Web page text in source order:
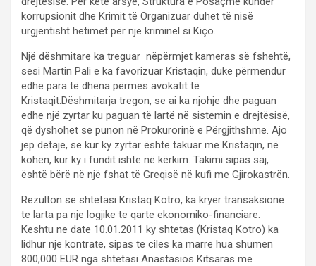
korrupsionit dhe Krimit të Organizuar duhet të nisë
urgjentisht hetimet për një kriminel si Kiço.
Një dëshmitare ka treguar nëpërmjet kameras së fshehtë,
sesi Martin Pali e ka favorizuar Kristaqin, duke përmendur
edhe para të dhëna përmes avokatit të
Kristaqit.Dëshmitarja tregon, se ai ka njohje dhe paguan
edhe një zyrtar ku paguan të lartë në sistemin e drejtësisë,
që dyshohet se punon në Prokurorinë e Përgjithshme. Ajo
jep detaje, se kur ky zyrtar është takuar me Kristaqin, në
kohën, kur ky i fundit ishte në kërkim. Takimi sipas saj,
është bërë në një fshat të Greqisë në kufi me Gjirokastrën.
Rezulton se shtetasi Kristaq Kotro, ka kryer transaksione
te larta pa nje logjike te qarte ekonomiko-financiare.
Keshtu ne date 10.01.2011 ky shtetas (Kristaq Kotro) ka
lidhur nje kontrate, sipas te ciles ka marre hua shumen
800,000 EUR nga shtetasi Anastasios Kitsaras me